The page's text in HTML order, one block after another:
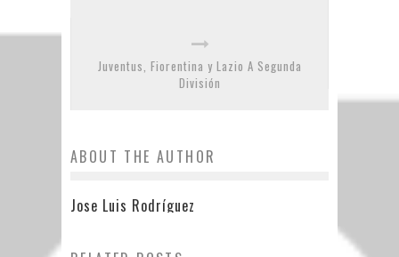
Juventus, Fiorentina y Lazio A Segunda
División
ABOUT THE AUTHOR
Jose Luis Rodríguez